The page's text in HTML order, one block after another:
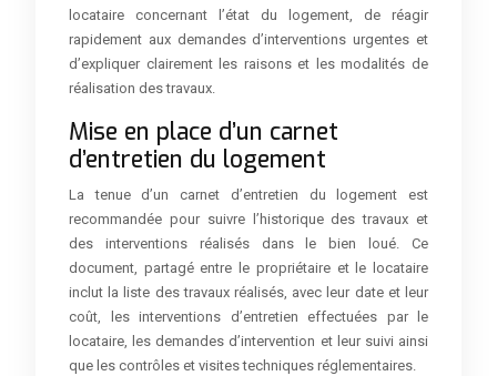
locataire concernant l’état du logement, de réagir
rapidement aux demandes d’interventions urgentes et
d’expliquer clairement les raisons et les modalités de
réalisation des travaux.
Mise en place d’un carnet
d’entretien du logement
La tenue d’un carnet d’entretien du logement est
recommandée pour suivre l’historique des travaux et
des interventions réalisés dans le bien loué. Ce
document, partagé entre le propriétaire et le locataire
inclut la liste des travaux réalisés, avec leur date et leur
coût, les interventions d’entretien effectuées par le
locataire, les demandes d’intervention et leur suivi ainsi
que les contrôles et visites techniques réglementaires.